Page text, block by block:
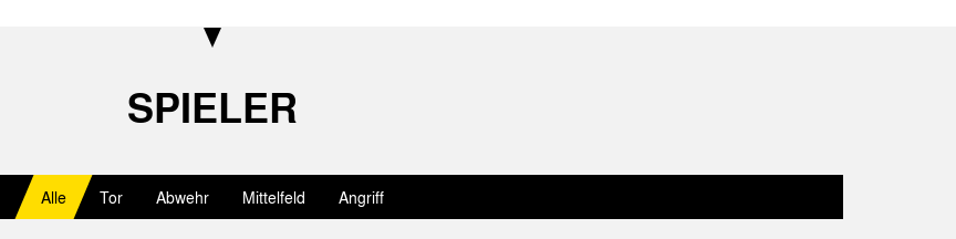
SPIELER
Alle Tor Abwehr Mittelfeld Angriff